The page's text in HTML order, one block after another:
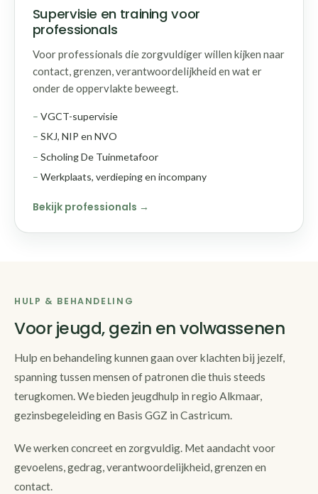
Supervisie en training voor
professionals
Voor professionals die zorgvuldiger willen kijken naar
contact, grenzen, verantwoordelijkheid en wat er
onder de oppervlakte beweegt.
VGCT-supervisie
SKJ, NIP en NVO
Scholing De Tuinmetafoor
Werkplaats, verdieping en incompany
Bekijk professionals
HULP & BEHANDELING
Voor jeugd, gezin en volwassenen
Hulp en behandeling kunnen gaan over klachten bij jezelf,
spanning tussen mensen of patronen die thuis steeds
terugkomen. We bieden jeugdhulp in regio Alkmaar,
gezinsbegeleiding en Basis GGZ in Castricum.
We werken concreet en zorgvuldig. Met aandacht voor
gevoelens, gedrag, verantwoordelijkheid, grenzen en
contact.